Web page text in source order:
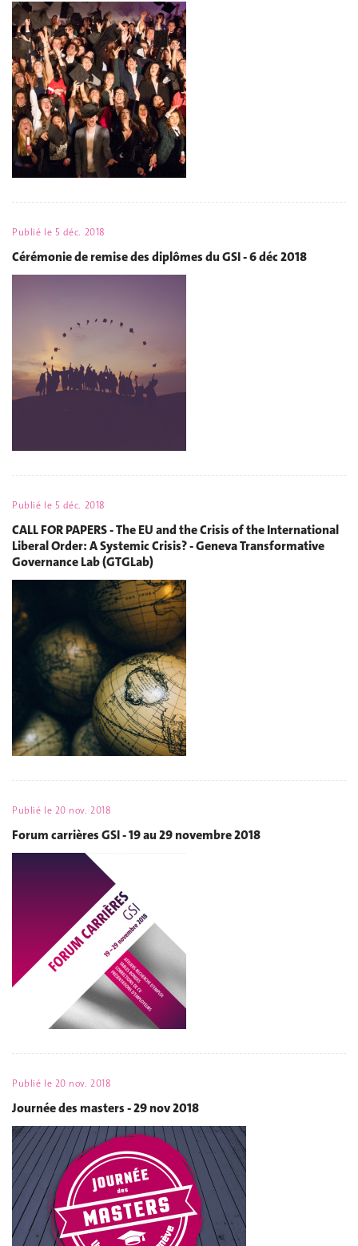
Publié le 5 déc. 2018
Cérémonie de remise des diplômes du GSI - 6 déc 2018
Publié le 5 déc. 2018
CALL FOR PAPERS - The EU and the Crisis of the International
Liberal Order: A Systemic Crisis? - Geneva Transformative
Governance Lab (GTGLab)
Publié le 20 nov. 2018
Forum carrières GSI - 19 au 29 novembre 2018
Publié le 20 nov. 2018
Journée des masters - 29 nov 2018